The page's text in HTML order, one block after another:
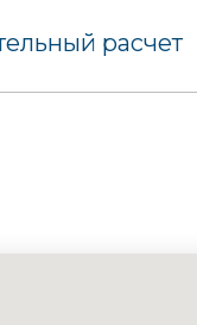
расчет